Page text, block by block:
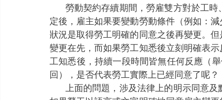
定後，雇主如果要變動勞動條件（例如：
狀況是取得勞工明確的同意之後再變更。
變更在先，而如果勞工知悉後立刻明確表
工知悉後，持續一段時間皆無任何反應（
回），是否代表勞工實際上已經同意了呢？